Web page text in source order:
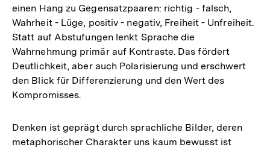
einen Hang zu Gegensatzpaaren: richtig - falsch,
Wahrheit - Lüge, positiv - negativ, Freiheit - Unfreiheit.
Statt auf Abstufungen lenkt Sprache die
Wahrnehmung primär auf Kontraste. Das fördert
Deutlichkeit, aber auch Polarisierung und erschwert
den Blick für Differenzierung und den Wert des
Kompromisses.
Denken ist geprägt durch sprachliche Bilder, deren
metaphorischer Charakter uns kaum bewusst ist